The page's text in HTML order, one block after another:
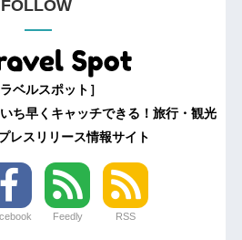
FOLLOW
ラベルスポット］
ち早くキャッチできる！旅行・観光
レスリリース情報サイト
Feedly RSS